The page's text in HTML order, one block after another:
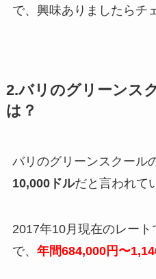
で、興味ありましたらチ
2.バリのグリーンス
は？
バリのグリーンスクール
10,000ドルだと言われて
2017年10月現在のレー
で、 年間684,000円〜